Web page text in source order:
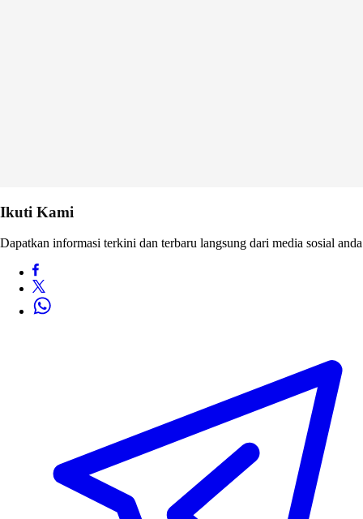
Ikuti Kami
Dapatkan informasi terkini dan terbaru langsung dari media sosial anda